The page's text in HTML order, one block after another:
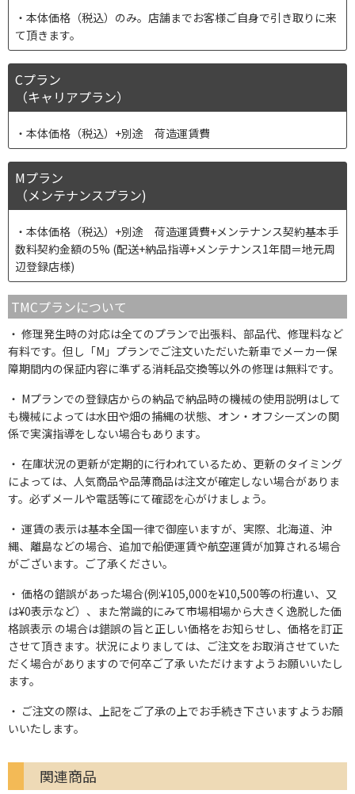
本体価格（税込）のみ。店舗までお客様ご自身で引き取りに来
て頂きます。
Cプラン
（キャリアプラン）
本体価格（税込）+別途 荷造運賃費
Mプラン
（メンテナンスプラン)
本体価格（税込）+別途 荷造運賃費+メンテナンス契約基本手
数料契約金額の5% (配送+納品指導+メンテナンス1年間＝地元周
辺登録店様)
TMCプランについて
修理発生時の対応は全てのプランで出張料、部品代、修理料など
有料です。但し「M」プランでご注文いただいた新車でメーカー保
障期間内の保証内容に準ずる消耗品交換等以外の修理は無料です。
Mプランでの登録店からの納品で納品時の機械の使用説明はして
も機械によっては水田や畑の捕縄の状態、オン・オフシーズンの関
係で実演指導をしない場合もあります。
在庫状況の更新が定期的に行われているため、更新のタイミング
によっては、人気商品や品薄商品は注文が確定しない場合がありま
す。必ずメールや電話等にて確認を心がけましょう。
運賃の表示は基本全国一律で御座いますが、実際、北海道、沖
縄、離島などの場合、追加で船便運賃や航空運賃が加算される場合
がございます。ご了承ください。
価格の錯誤があった場合(例:¥105,000を¥10,500等の桁違い、又
は¥0表示など）、また常識的にみて市場相場から大きく逸脱した価
格誤表示 の場合は錯誤の旨と正しい価格をお知らせし、価格を訂正
させて頂きます。状況によりましては、ご注文をお取消させていた
だく場合がありますので何卒ご了承 いただけますようお願いいたし
ます。
ご注文の際は、上記をご了承の上でお手続き下さいますようお願
いいたします。
関連商品